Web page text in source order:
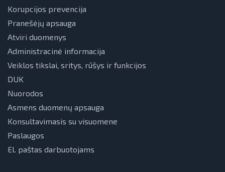
Korupcijos prevencija
Pranešėjų apsauga
Atviri duomenys
Administracinė informacija
Veiklos tikslai, sritys, rūšys ir funkcijos
DUK
Nuorodos
Asmens duomenų apsauga
Konsultavimasis su visuomene
Paslaugos
El. paštas darbuotojams